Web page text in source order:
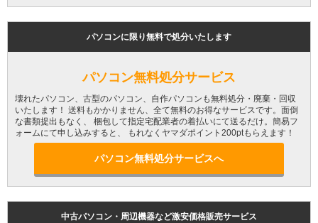
パソコンに限り無料で処分いたします
パソコン無料処分サービス
壊れたパソコン、古型のパソコン、自作パソコンも無料処分・廃棄・回収
いたします！ 送料もかかりません、全て無料のお得なサービスです。面倒
な書類提出もなく、 梱包して指定宅配業者の着払いにて送るだけ。簡易フ
ォームにて申し込みすると、 もれなくヤマダポイント200ptもらえます！
パソコン無料処分サービスへ
中古パソコン・周辺機器など激安価格販売サービス